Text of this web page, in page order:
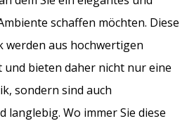
schaffen möchten. Diese
werden aus hochwertigen
bieten daher nicht nur eine
sondern sind auch
langlebig. Wo immer Sie diese